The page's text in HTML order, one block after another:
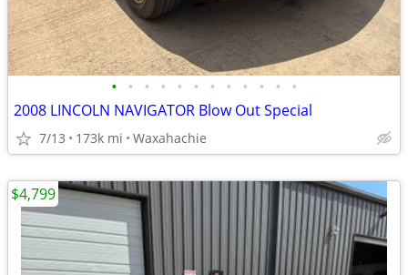
• • • • • • • • • • • •
2008 LINCOLN NAVIGATOR Blow Out Special
7/13 173k mi Waxahachie
$4,799